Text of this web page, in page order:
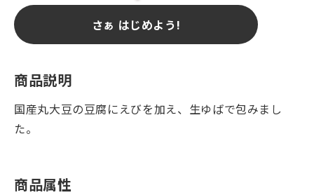
さぁ はじめよう!
商品説明
国産丸大豆の豆腐にえびを加え、生ゆばで包みまし
た。
商品属性